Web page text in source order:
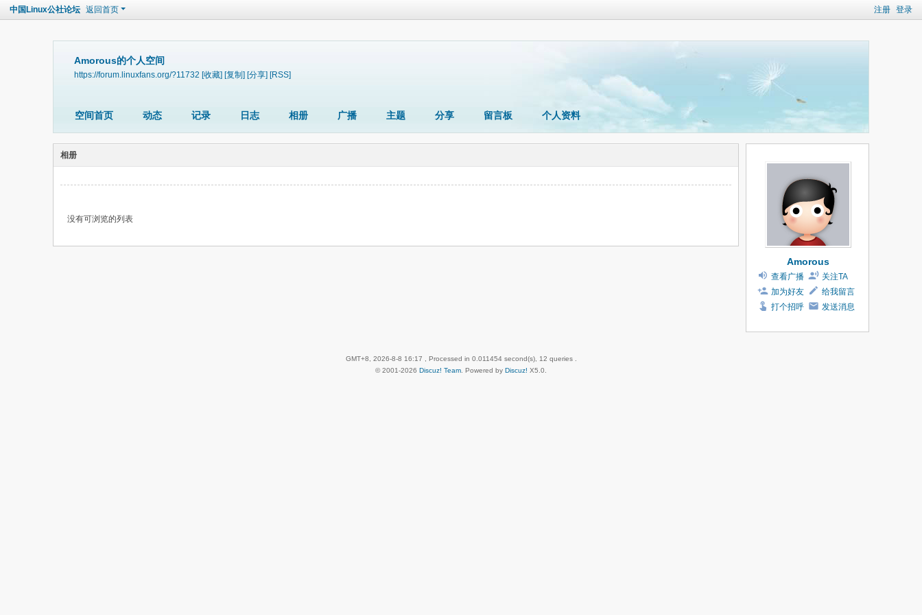
注册 登录
中国Linux公社论坛 返回首页
Amorous的个人空间
https://forum.linuxfans.org/?11732 [收藏] [复制] [分享] [RSS]
空间首页 动态 记录 日志 相册 广播 主题 分享 留言板 个人资料
相册
没有可浏览的列表
Amorous
查看广播
关注TA
加为好友
给我留言
打个招呼
发送消息
GMT+8, 2026-8-8 16:17 , Processed in 0.011454 second(s), 12 queries .
© 2001-2026 Discuz! Team . Powered by Discuz! X5.0